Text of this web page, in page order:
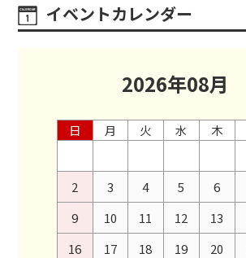
イベントカレンダー
2026年08月
日 月 火 水 木
2
3 4 5 6
9
10 11 12 13
16
17 18 19 20